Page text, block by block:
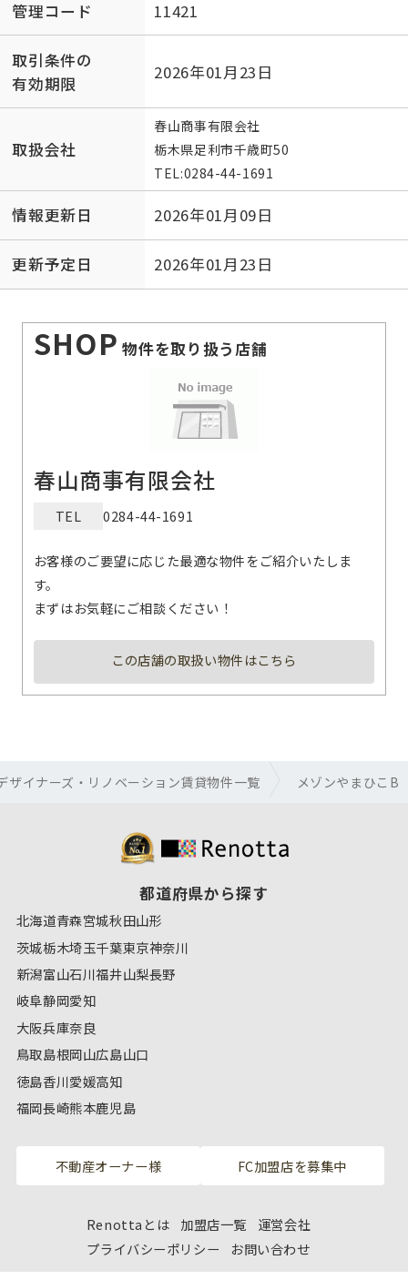
管理コード 11421
取引条件の
有効期限
2026年01月23日
取扱会社
春山商事有限会社
栃木県足利市千歳町50
TEL:0284-44-1691
情報更新日 2026年01月09日
更新予定日 2026年01月23日
SHOP 物件を取り扱う店舗
春山商事有限会社
TEL 0284-44-1691
お客様のご要望に応じた最適な物件をご紹介いたしま
す。
まずはお気軽にご相談ください！
この店舗の取扱い物件はこちら
ザイナーズ・リノベーション賃貸物件一覧 メゾンやまひこB
都道府県から探す
北海道青森宮城秋田山形
茨城栃木埼玉千葉東京神奈川
新潟富山石川福井山梨長野
岐阜静岡愛知
大阪兵庫奈良
鳥取島根岡山広島山口
徳島香川愛媛高知
福岡長崎熊本鹿児島
不動産オーナー様 FC加盟店を募集中
Renottaとは 加盟店一覧
運営会社
プライバシーポリシー
お問い合わせ